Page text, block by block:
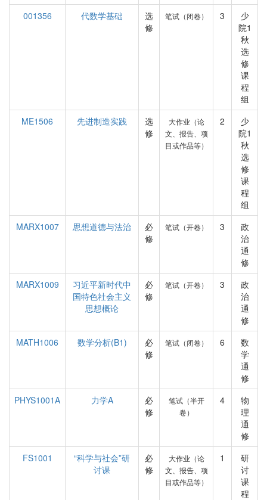
001356
代数学基础
选
修
笔试（闭卷） 3
少
院1
秋
选
修
课
程
组
ME1506
先进制造实践
选
修
大作业（论
文、报告、项
目或作品等）
2
少
院1
秋
选
修
课
程
组
MARX1007
思想道德与法治
必
修
笔试（开卷） 3
政
治
通
修
MARX1009
习近平新时代中
国特色社会主义
思想概论
必
修
笔试（开卷） 3
政
治
通
修
MATH1006
数学分析(B1)
必
修
笔试（闭卷） 6
数
学
通
修
PHYS1001A
力学A
必
修
笔试（半开
卷）
4
物
理
通
修
FS1001
“科学与社会”研
讨课
必
修
大作业（论
文、报告、项
目或作品等）
1
研
讨
课
程